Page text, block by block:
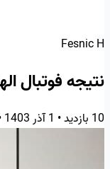
Fesnic H
نتیجه فوتبال
10 بازدید • 1 آذر 1403